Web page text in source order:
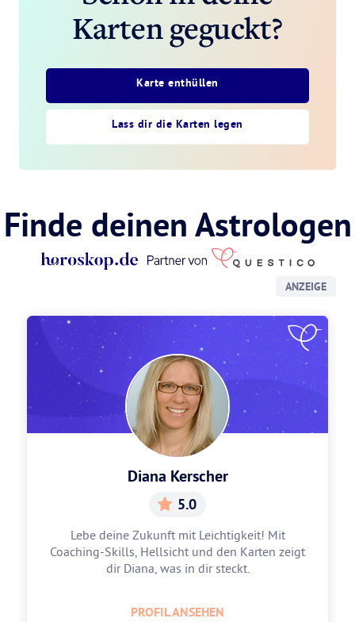
Karten geguckt?
Karte enthüllen
Lass dir die Karten legen
Finde deinen Astrologen
ANZEIGE
Diana Kerscher
5.0
Lebe deine Zukunft mit Leichtigkeit! Mit
Coaching-Skills, Hellsicht und den Karten zeigt
dir Diana, was in dir steckt.
PROFIL ANSEHEN